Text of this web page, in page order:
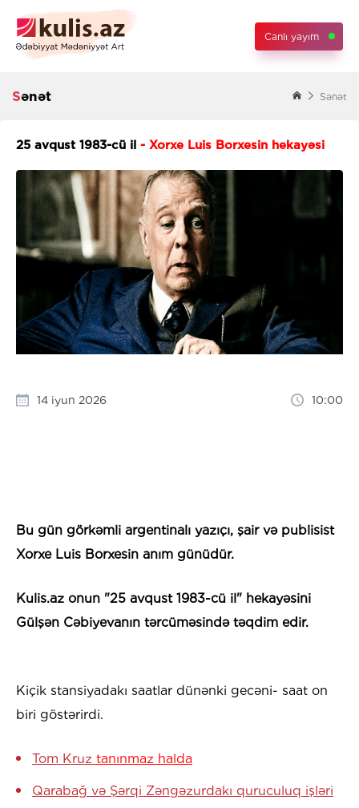
Canlı yayım
Sənət Sənət
25 avqust 1983-cü il - Xorxe Luis Borxesin hekayəsi
14 iyun 2026 10:00
Bu gün görkəmli argentinalı yazıçı, şair və publisist
Xorxe Luis Borxesin anım günüdür.
Kulis.az onun "25 avqust 1983-cü il" hekayəsini
Gülşən Cəbiyevanın tərcüməsində təqdim edir.
Kiçik stansiyadakı saatlar dünənki gecəni- saat on
biri göstərirdi.
Tom Kruz tanınmaz halda
Qarabağ və Şərqi Zəngəzurdakı quruculuq işləri